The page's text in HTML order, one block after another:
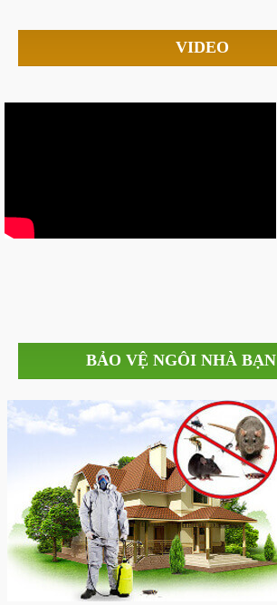
VIDEO
BẢO VỆ NGÔI NHÀ BẠN